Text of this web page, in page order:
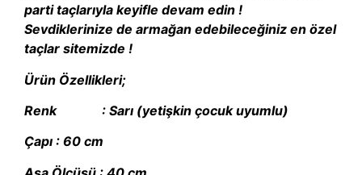
parti taçlarıyla keyifle devam edin !
Sevdiklerinize de armağan edebileceğiniz en özel
taçlar sitemizde !
Ürün Özellikleri;
Renk : Sarı (yetişkin çocuk uyumlu)
Çapı : 60 cm